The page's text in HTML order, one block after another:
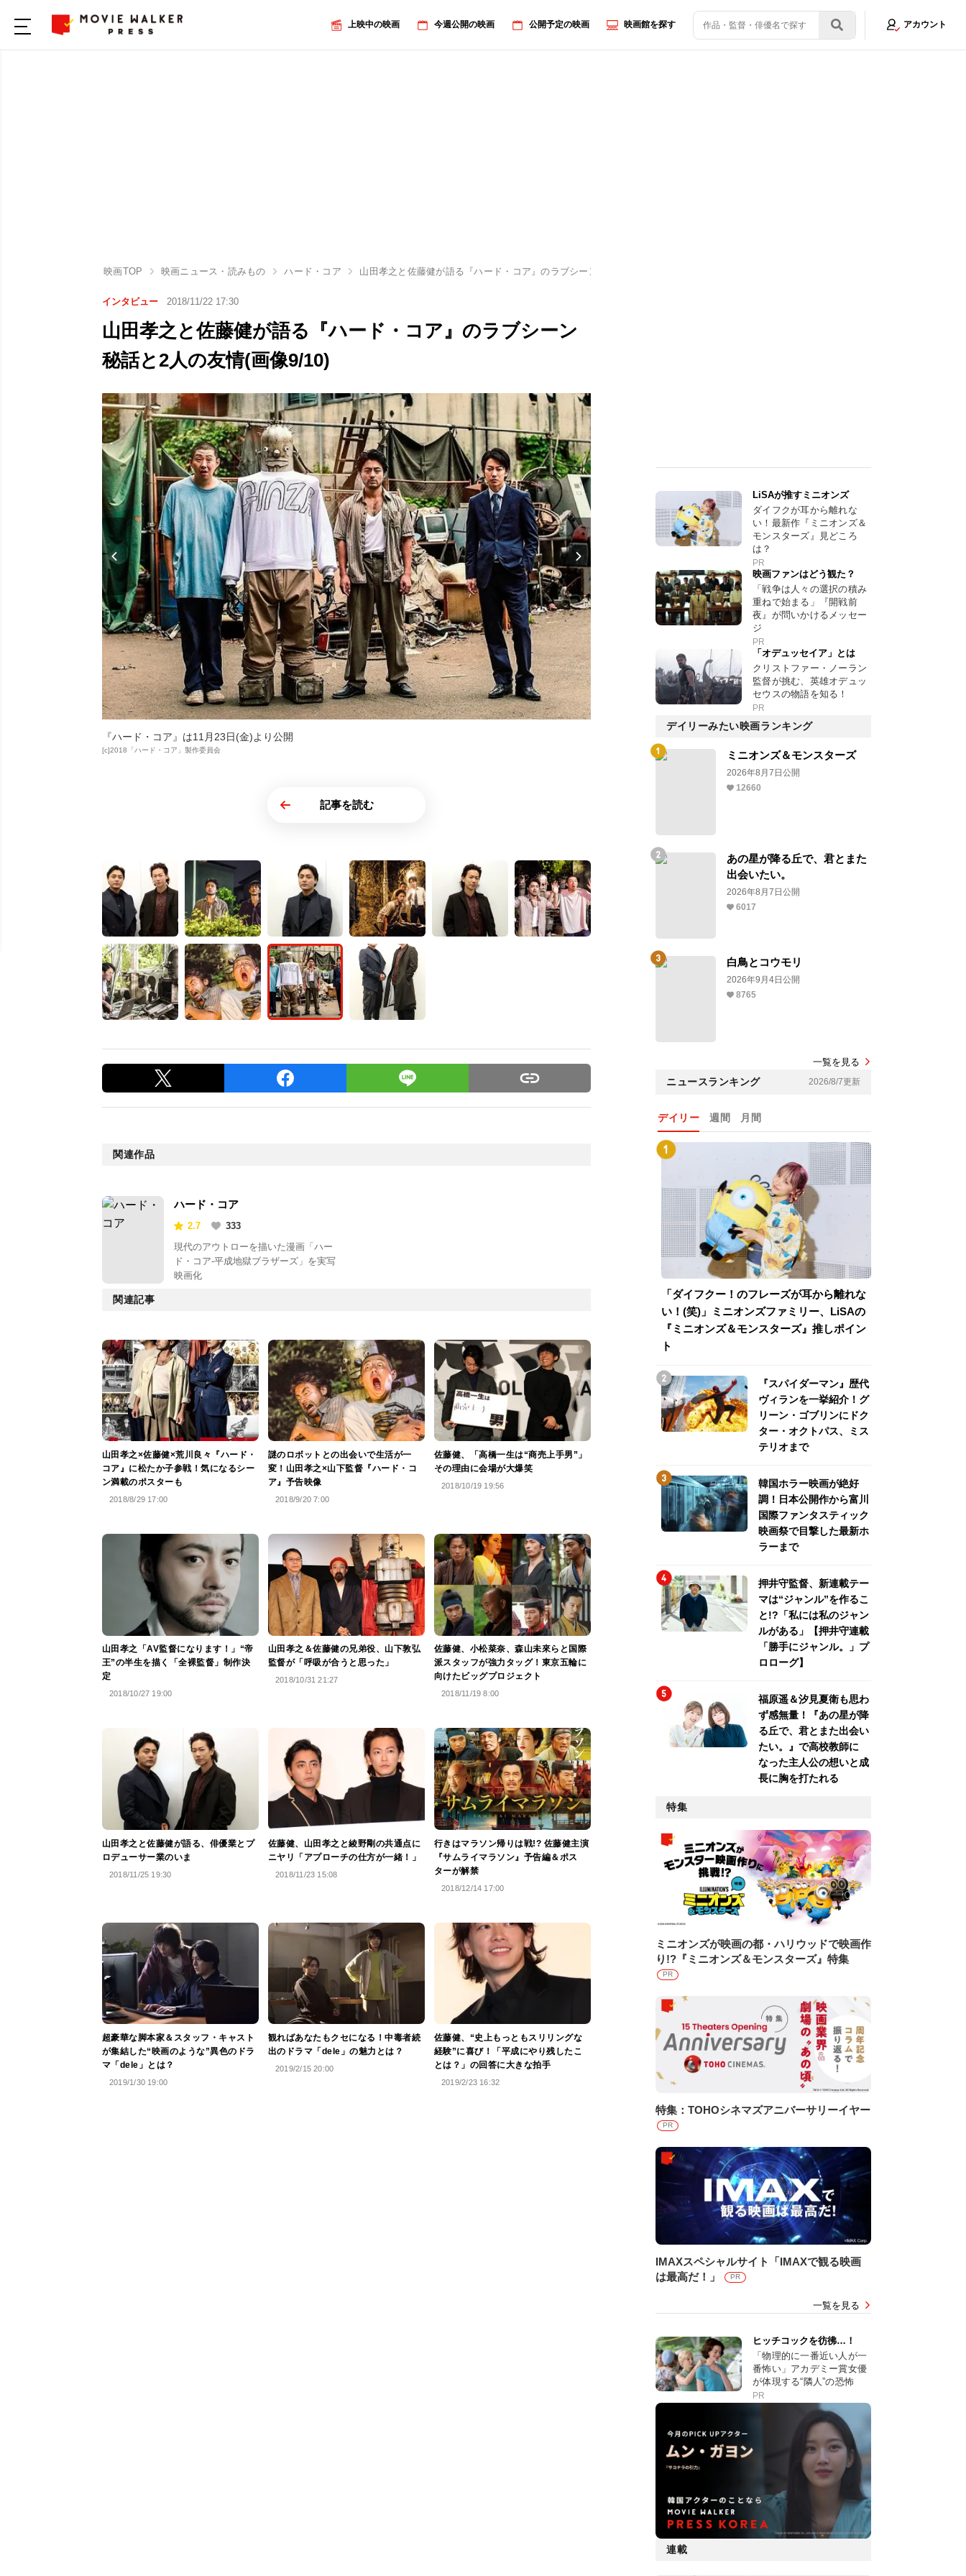
上映中の映画 今週公開の映画 公開予定の映画 映画館を探す アカウント
映画TOP 映画ニュース・読みもの ハード・コア 山田孝之と佐藤健が語る『ハード・コア』のラブシーン秘話と2人の友情
インタビュー 2018/11/22 17:30
山田孝之と佐藤健が語る『ハード・コア』のラブシーン
秘話と2人の友情(画像9/10)
『ハード・コア』は11月23日(金)より公開
[c]2018「ハード・コア」製作委員会
記事を読む
関連作品
ハード・コア
2.7
333
現代のアウトローを描いた漫画「ハー
ド・コア-平成地獄ブラザーズ」を実写
映画化
関連記事
山田孝之×佐藤健×荒川良々『ハード・
コア』に松たか子参戦！気になるシー
ン満載のポスターも
2018/8/29 17:00
謎のロボットとの出会いで生活が一
変！山田孝之×山下監督『ハード・コ
ア』予告映像
2018/9/20 7:00
佐藤健、「高橋一生は“商売上手男”」
その理由に会場が大爆笑
2018/10/19 19:56
山田孝之「AV監督になります！」“帝
王”の半生を描く「全裸監督」制作決
定
2018/10/27 19:00
山田孝之＆佐藤健の兄弟役、山下敦弘
監督が「呼吸が合うと思った」
2018/10/31 21:27
佐藤健、小松菜奈、森山未來らと国際
派スタッフが強力タッグ！東京五輪に
向けたビッグプロジェクト
2018/11/19 8:00
山田孝之と佐藤健が語る、俳優業とプ
ロデューサー業のいま
2018/11/25 19:30
佐藤健、山田孝之と綾野剛の共通点に
ニヤリ「アプローチの仕方が一緒！」
2018/11/23 15:08
行きはマラソン帰りは戦!? 佐藤健主演
『サムライマラソン』予告編＆ポス
ターが解禁
2018/12/14 17:00
超豪華な脚本家＆スタッフ・キャスト
が集結した“映画のような”異色のドラ
マ「dele」とは？
2019/1/30 19:00
観ればあなたもクセになる！中毒者続
出のドラマ「dele」の魅力とは？
2019/2/15 20:00
佐藤健、“史上もっともスリリングな
経験”に喜び！「平成にやり残したこ
とは？」の回答に大きな拍手
2019/2/23 16:32
LiSAが推すミニオンズ
ダイフクが耳から離れな
い！最新作『ミニオンズ＆
モンスターズ』見どころ
は？
PR
映画ファンはどう観た？
「戦争は人々の選択の積み
重ねで始まる」『開戦前
夜』が問いかけるメッセー
ジ
PR
「オデュッセイア」とは
クリストファー・ノーラン
監督が挑む、英雄オデュッ
セウスの物語を知る！
PR
デイリーみたい映画ランキング
ミニオンズ＆モンスターズ
2026年8月7日公開
12660
あの星が降る丘で、君とまた
出会いたい。
2026年8月7日公開
6017
白鳥とコウモリ
2026年9月4日公開
8765
一覧を見る
ニュースランキング 2026/8/7更新
デイリー 週間 月間
「ダイフクー！のフレーズが耳から離れな
い！(笑)」ミニオンズファミリー、LiSAの
『ミニオンズ＆モンスターズ』推しポイン
ト
『スパイダーマン』歴代
ヴィランを一挙紹介！グ
リーン・ゴブリンにドク
ター・オクトパス、ミス
テリオまで
韓国ホラー映画が絶好
調！日本公開作から富川
国際ファンタスティック
映画祭で目撃した最新ホ
ラーまで
押井守監督、新連載テー
マは“ジャンル”を作るこ
と!?「私には私のジャン
ルがある」【押井守連載
「勝手にジャンル。」プ
ロローグ】
福原遥＆汐見夏衛も思わ
ず感無量！『あの星が降
る丘で、君とまた出会い
たい。』で高校教師に
なった主人公の想いと成
長に胸を打たれる
特集
ミニオンズが映画の都・ハリウッドで映画作
り!?『ミニオンズ＆モンスターズ』特集
PR
特集：TOHOシネマズアニバーサリーイヤー
PR
IMAXスペシャルサイト「IMAXで観る映画
は最高だ！」
PR
一覧を見る
ヒッチコックを彷彿…！
「物理的に一番近い人が一
番怖い」アカデミー賞女優
が体現する“隣人”の恐怖
PR
連載